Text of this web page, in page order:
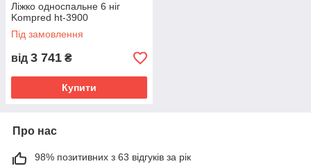
Ліжко односпальне 6 ніг
Kompred ht-3900
Під замовлення
від 3 741 ₴
Купити
Про нас
98% позитивних з 63 відгуків за рік